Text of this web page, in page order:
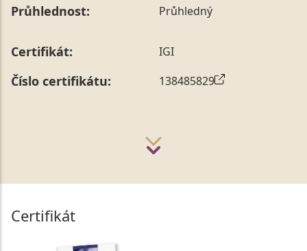
Průhlednost: Průhledný
Certifikát: IGI
Číslo certifikátu: 138485829
Certifikát